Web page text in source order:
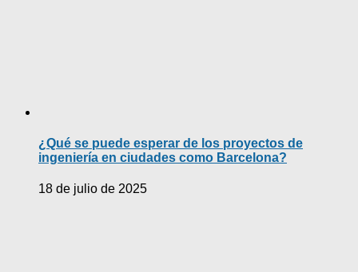
¿Qué se puede esperar de los proyectos de
ingeniería en ciudades como Barcelona?
18 de julio de 2025